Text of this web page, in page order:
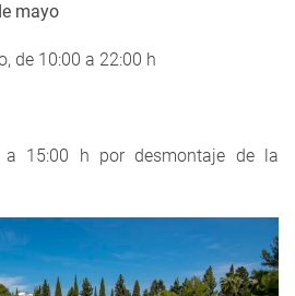
mayo
de 10:00 a 22:00 h
a 15:00 h por desmontaje de la